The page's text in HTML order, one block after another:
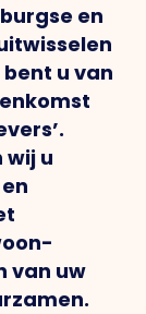
en
u van
wij u
van uw